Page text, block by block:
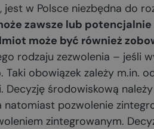
jest w Polsce niezbędna do
zawsze lub
może być również
rodzaju zezwolenia – jeśli
obowiązek zależy m.in.
Decyzję środowiskową
pozwolenie
zintegrowanym.